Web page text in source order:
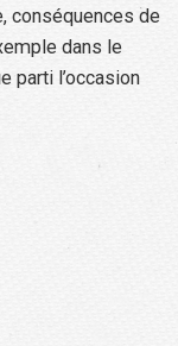
conséquences de
dans le
parti l’occasion